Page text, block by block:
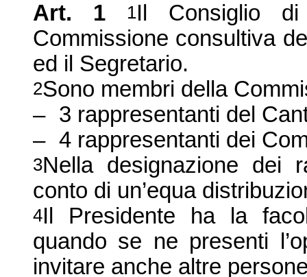
Art. 1
1Il
Consiglio
Commissione consultiva
ed il Segretario.
2Sono membri della
– 3 rappresentanti del
– 4 rappresentanti dei
3Nell a designazione dei
conto di un’equa
4Il Presidente ha la
quando se ne presenti
invitare anche altre